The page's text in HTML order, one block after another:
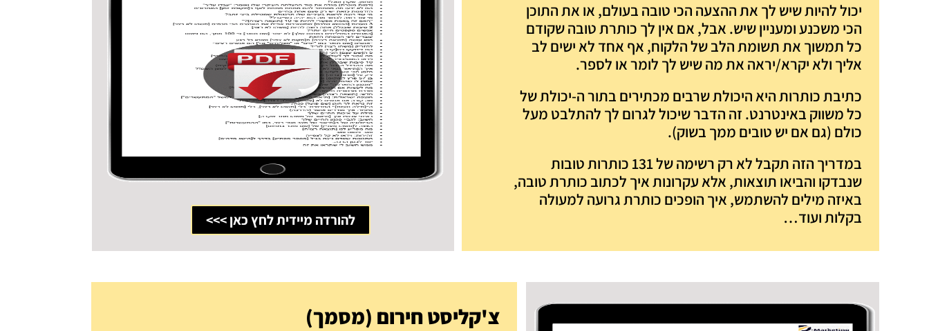
יכול להיות שיש לך את ההצעה הכי טובה בעולם, או את התוכן
הכי משכנע ומעניין שיש. אבל, אם אין לך כותרת טובה שקודם
כל תמשוך את תשומת הלב של הלקוח, אף אחד לא ישים לב
אליך ולא יקרא/יראה את מה שיש לך לומר או לספר.
כתיבת כותרות היא היכולת שרבים מכתירים בתור ה-יכולת של
כל משווק באינטרנט. זה הדבר שיכול לגרום לך להתלבט מעל
כולם (גם אם יש טובים ממך בשוק).
במדריך הזה תקבל לא רק רשימה של 131 כותרות טובות
שנבדקו והביאו תוצאות, אלא עקרונות איך לכתוב כותרת טובה,
באיזה מילים להשתמש, איך הופכים כותרת גרועה למעולה
בקלות ועוד…
להורדה מיידית לחץ כאן >>>
צ'קליסט חירום (מסמך)